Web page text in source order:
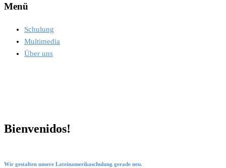
Menü
Schulung
Multimedia
Über uns
Bienvenidos!
Wir gestalten unsere Lateinamerikaschulung gerade neu.